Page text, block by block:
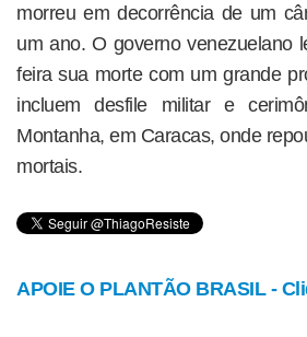
morreu em decorrência de um
um ano. O governo venezuelano
feira sua morte com um grande
incluem desfile militar e
Montanha, em Caracas, onde
mortais.
APOIE O PLANTÃO BRASIL -